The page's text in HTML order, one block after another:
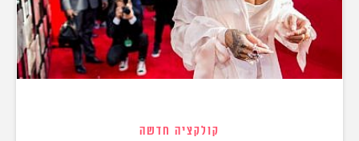
קולקציה חדשה